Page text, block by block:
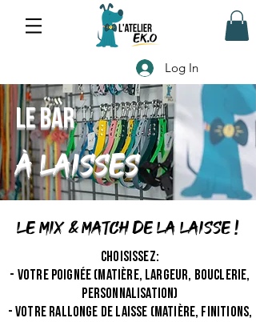
Log In
Le Bar
À laisses
Le Mix & Match de la laisse !
Choisissez:
- votre poignée (matière, largeur, bouclerie,
personnalisation)
- votre rallonge de Laisse (matière, finitions,